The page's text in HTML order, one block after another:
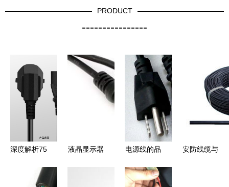
PRODUCT
----------------
深度解析75
用电源线
液晶显示器
电源线的品
圳新安三兴
安防线缆与